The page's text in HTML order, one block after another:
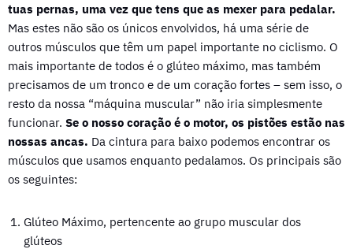
tuas pernas, uma vez que tens que as mexer para pedalar.
Mas estes não são os únicos envolvidos, há uma série de
outros músculos que têm um papel importante no ciclismo. O
mais importante de todos é o glúteo máximo, mas também
precisamos de um tronco e de um coração fortes – sem isso, o
resto da nossa “máquina muscular” não iria simplesmente
funcionar. Se o nosso coração é o motor, os pistões estão nas
nossas ancas. Da cintura para baixo podemos encontrar os
músculos que usamos enquanto pedalamos. Os principais são
os seguintes:
Glúteo Máximo, pertencente ao grupo muscular dos
glúteos